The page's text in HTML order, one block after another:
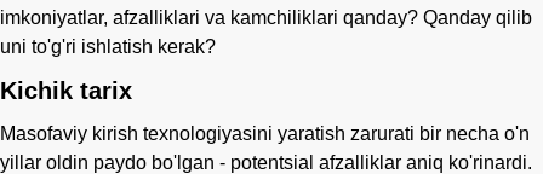
imkoniyatlar, afzalliklari va kamchiliklari qanday? Qanday qilib
uni to'g'ri ishlatish kerak?
Kichik tarix
Masofaviy kirish texnologiyasini yaratish zarurati bir necha o'n
yillar oldin paydo bo'lgan - potentsial afzalliklar aniq ko'rinardi.